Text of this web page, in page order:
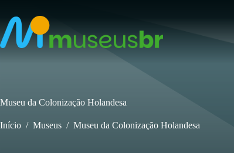
para
conteúdo
Museu da Colonização Holandesa
Início / Museus / Museu da Colonização Holandesa